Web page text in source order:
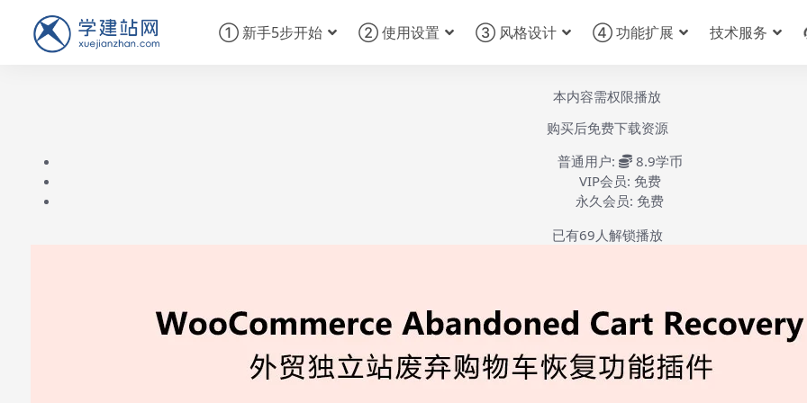
① 新手5步开始 ② 使用设置 ③ 风格设计 ④ 功能扩展 技术服务
本内容需权限播放
购买后免费下载资源
普通用户:
8.9学币
VIP会员: 免费
永久会员: 免费
已有69 人解锁播放